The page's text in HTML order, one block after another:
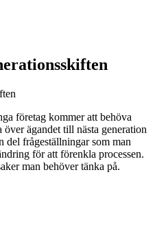
företag kommer att behöva
ägandet till nästa generation
del frågeställningar som man
för att förenkla processen.
man behöver tänka på.